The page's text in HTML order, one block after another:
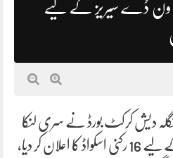
ڈے سیریز کے لیے
دیش کرکٹ بورڈ نے سری لنکا
کے خلاف ون ڈے سیریز کے لیے 16 رکنی اسکواڈ کا اعلان کر دیا،